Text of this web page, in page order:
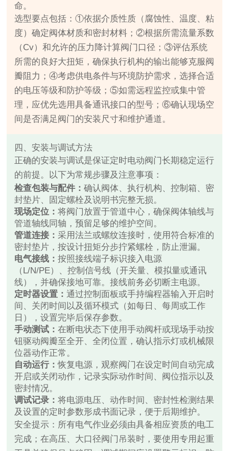
命。
选型要点包括：①依据介质性质（腐蚀性、温度、粘
度）确定阀体材质和密封材料；②根据所需流量系数
（Cv）和允许的压力降计算阀门口径；③评估系统
所需的良好大扭矩，确保执行机构的输出能够克服阀
瓣阻力；④考虑供电条件与环境防护需求，选择合适
的电压等级和防护等级；⑤如需远程监控或集中管
理，应优先选用具备通讯接口的型号；⑥确认现场空
间是否满足阀门的安装尺寸和维护通道。
四、安装与调试方法
正确的安装与调试是保证定时电动阀门长期稳定运行
的前提。以下为常规步骤及注意事项：
检查包装与配件：确认阀体、执行机构、控制箱、密
封垫片、固定螺栓及说明书完整无损。
现场定位：将阀门放置于管道中心，确保阀体轴线与
管道轴线同轴，预留足够的维护空间。
管道连接： 采用法兰或螺纹连接时，使用符合标准的
密封垫片，按设计扭矩分步拧紧螺栓，防止泄漏。
电气接线：按照接线端子标识接入电源
（L/N/PE）、控制信号线（开关量、模拟量或通讯
线），并确保接地可靠。接线前务必切断主电源。
定时器设置：通过控制面板或手持编程器输入开启时
间、关闭时间以及循环模式（如每日、每周或工作
日），设置完毕后保存参数。
手动测试：在断电状态下使用手动阀杆或现场手动按
钮驱动阀瓣至全开、全闭位置，确认指示灯或机械限
位器动作正常。
自动运行：恢复电源，观察阀门在设定时间自动完成
开启或关闭动作，记录实际动作时间、阀位指示以及
密封情况。
调试记录：将电源电压、动作时间、密封性检测结果
及设置的定时参数形成书面记录，便于后期维护。
安全提示：所有电气作业必须由具备相应资质的电工
完成；在高压、大口径阀门吊装时，要使用专用起重